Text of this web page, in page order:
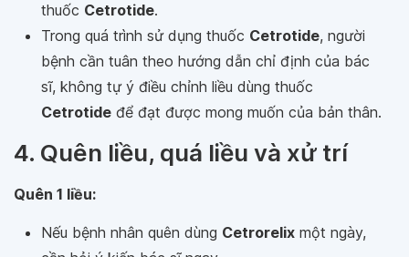
thuốc Cetrotide.
Trong quá trình sử dụng thuốc Cetrotide, người
bệnh cần tuân theo hướng dẫn chỉ định của bác
sĩ, không tự ý điều chỉnh liều dùng thuốc
Cetrotide để đạt được mong muốn của bản thân.
4. Quên liều, quá liều và xử trí
Quên 1 liều:
Nếu bệnh nhân quên dùng Cetrorelix một ngày,